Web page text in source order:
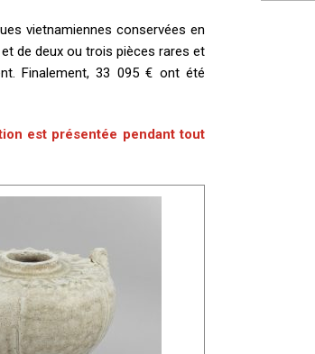
vietnamiennes conservées en
de deux ou trois pièces rares et
Finalement, 33 095 € ont été
est présentée pendant tout